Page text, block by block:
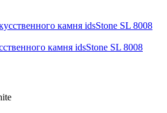
камня idsStone SL 8008